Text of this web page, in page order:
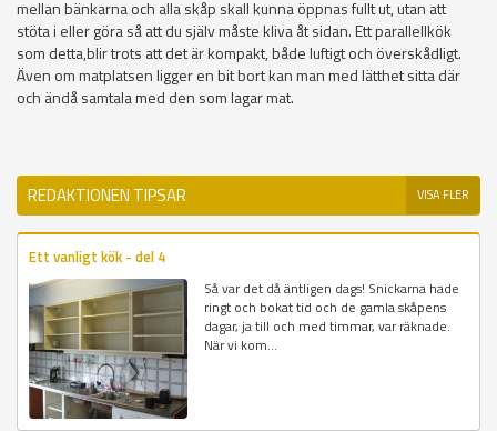
mellan bänkarna och alla skåp skall kunna öppnas fullt ut, utan att
stöta i eller göra så att du själv måste kliva åt sidan. Ett parallellkök
som detta,blir trots att det är kompakt, både luftigt och överskådligt.
Även om matplatsen ligger en bit bort kan man med lätthet sitta där
och ändå samtala med den som lagar mat.
REDAKTIONEN TIPSAR VISA FLER
Ett vanligt kök - del 4
Så var det då äntligen dags! Snickarna hade
ringt och bokat tid och de gamla skåpens
dagar, ja till och med timmar, var räknade.
När vi kom...